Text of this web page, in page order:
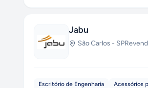
Jabu
São Carlos - SP
Escritório de Engenharia Acessórios